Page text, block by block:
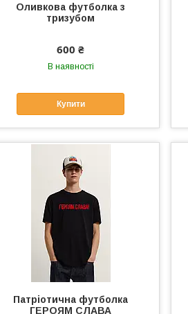
Оливкова футболка з
тризубом
600 ₴
В наявності
Купити
Патріотична футболка
ГЕРОЯМ СЛАВА